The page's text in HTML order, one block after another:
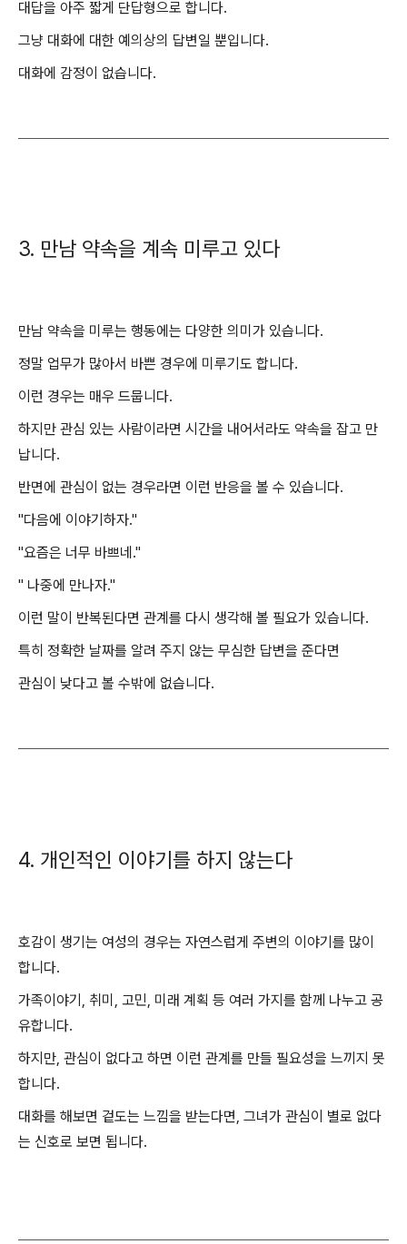
대답을 아주 짧게 단답형으로 합니다.
그냥 대화에 대한 예의상의 답변일 뿐입니다.
대화에 감정이 없습니다.
3. 만남 약속을 계속 미루고 있다
만남 약속을 미루는 행동에는 다양한 의미가 있습니다.
정말 업무가 많아서 바쁜 경우에 미루기도 합니다.
이런 경우는 매우 드뭅니다.
하지만 관심 있는 사람이라면 시간을 내어서라도 약속을 잡고 만
납니다.
반면에 관심이 없는 경우라면 이런 반응을 볼 수 있습니다.
"다음에 이야기하자."
"요즘은 너무 바쁘네."
" 나중에 만나자."
이런 말이 반복된다면 관계를 다시 생각해 볼 필요가 있습니다.
특히 정확한 날짜를 알려 주지 않는 무심한 답변을 준다면
관심이 낮다고 볼 수밖에 없습니다.
4. 개인적인 이야기를 하지 않는다
호감이 생기는 여성의 경우는 자연스럽게 주변의 이야기를 많이
합니다.
가족이야기, 취미, 고민, 미래 계획 등 여러 가지를 함께 나누고 공
유합니다.
하지만, 관심이 없다고 하면 이런 관계를 만들 필요성을 느끼지 못
합니다.
대화를 해보면 겉도는 느낌을 받는다면, 그녀가 관심이 별로 없다
는 신호로 보면 됩니다.